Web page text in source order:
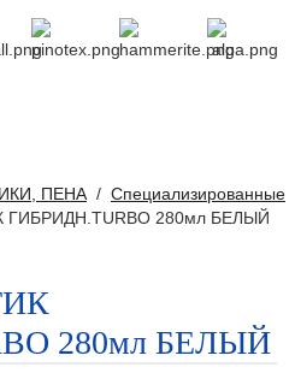
ПЕНА/ Специализированные
280мл БЕЛЫЙ
280мл БЕЛЫЙ